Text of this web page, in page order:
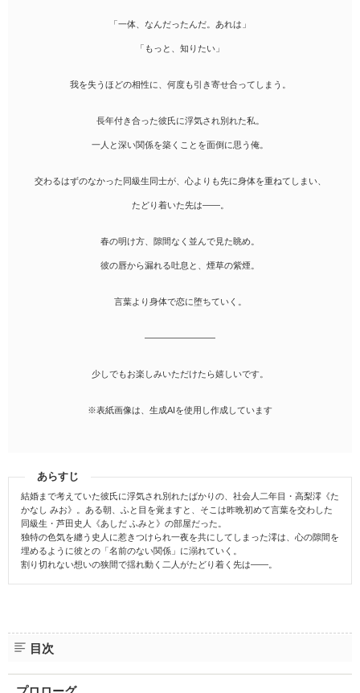
「一体、なんだったんだ。あれは」
「もっと、知りたい」
我を失うほどの相性に、何度も引き寄せ合ってしまう。
長年付き合った彼氏に浮気され別れた私。
一人と深い関係を築くことを面倒に思う俺。
交わるはずのなかった同級生同士が、心よりも先に身体を重ねてしまい、
たどり着いた先は――。
春の明け方、隙間なく並んで見た眺め。
彼の唇から漏れる吐息と、煙草の紫煙。
言葉より身体で恋に堕ちていく。
――――――――
少しでもお楽しみいただけたら嬉しいです。
※表紙画像は、生成AIを使用し作成しています
あらすじ
結婚まで考えていた彼氏に浮気され別れたばかりの、社会人二年目・高梨澪《た
かなし みお》。ある朝、ふと目を覚ますと、そこは昨晩初めて言葉を交わした
同級生・芦田史人《あしだ ふみと》の部屋だった。
独特の色気を纏う史人に惹きつけられ一夜を共にしてしまった澪は、心の隙間を
埋めるように彼との「名前のない関係」に溺れていく。
割り切れない想いの狭間で揺れ動く二人がたどり着く先は――。
目次